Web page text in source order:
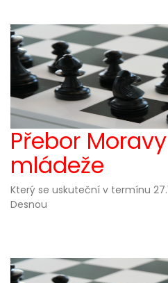
Přebor
mládeže
Který se uskuteční v termínu
Desnou